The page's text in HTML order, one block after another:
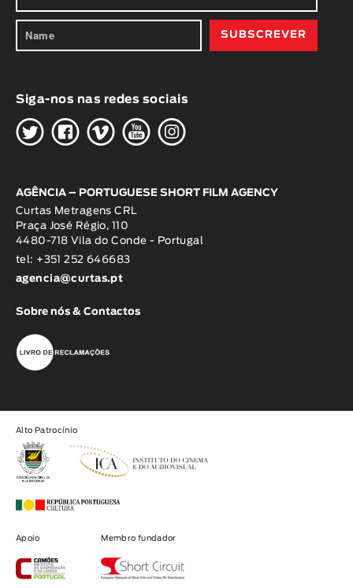
Siga-nos nas redes sociais
HGWOK
AGÊNCIA – PORTUGUESE SHORT FILM AGENCY
Curtas Metragens CRL
Praça José Régio, 110
4480-718 Vila do Conde - Portugal
tel: +351 252 646683
agencia@curtas.pt
Sobre nós & Contactos
Alto Patrocínio
Apoio Membro fundador